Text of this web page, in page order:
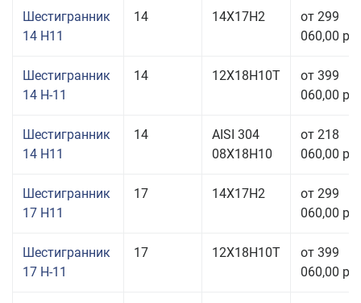
Шестигранник
14 H11
14 14Х17Н2
от 299
060,00
Шестигранник
14 Н-11
14 12Х18Н10Т
от 399
060,00
Шестигранник
14 H11
14
AISI 304
08Х18Н10
от 218
060,00
Шестигранник
17 H11
17 14Х17Н2
от 299
060,00
Шестигранник
17 Н-11
17 12Х18Н10Т
от 399
060,00